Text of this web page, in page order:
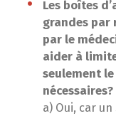
Les boîtes
grandes
par le
aider à
seulement
nécessaires?
a) Oui, car